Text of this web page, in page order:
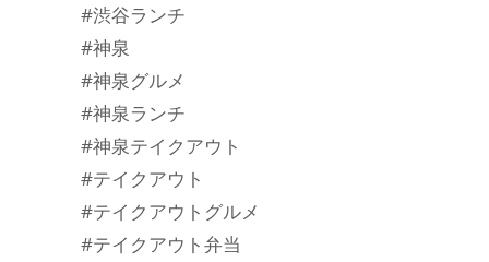
#渋谷ランチ
#神泉
#神泉グルメ
#神泉ランチ
#神泉テイクアウト
#テイクアウト
#テイクアウトグルメ
#テイクアウト弁当